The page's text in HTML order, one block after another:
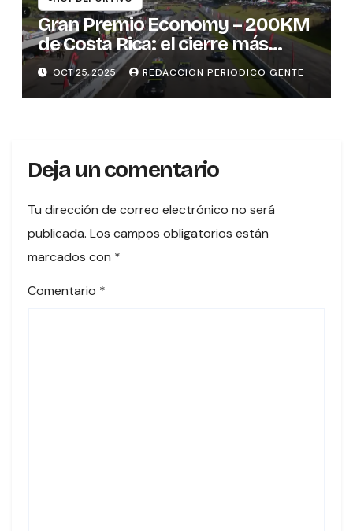
Gran Premio Economy – 200KM
de Costa Rica: el cierre más
emocionante del automovilismo
nacional
OCT 25, 2025 REDACCION PERIODICO GENTE
Deja un comentario
Tu dirección de correo electrónico no será
publicada. Los campos obligatorios están
marcados con *
Comentario *